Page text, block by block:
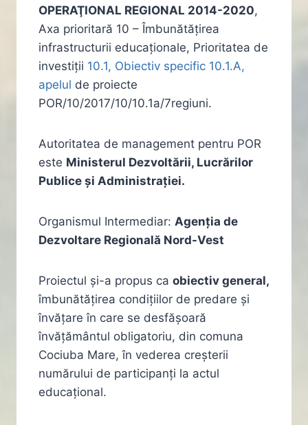
OPERAŢIONAL REGIONAL 2014-2020,
Axa prioritară 10 – Îmbunătățirea
infrastructurii educaționale, Prioritatea de
investiții 10.1, Obiectiv specific 10.1.A,
apelul de proiecte
POR/10/2017/10/10.1a/7regiuni.
Autoritatea de management pentru POR
este Ministerul Dezvoltării, Lucrărilor
Publice și Administrației.
Organismul Intermediar: Agenţia de
Dezvoltare Regională Nord-Vest
Proiectul și-a propus ca obiectiv general,
îmbunătățirea condițiilor de predare și
învățare în care se desfășoară
învățământul obligatoriu, din comuna
Cociuba Mare, în vederea creșterii
numărului de participanți la actul
educațional.